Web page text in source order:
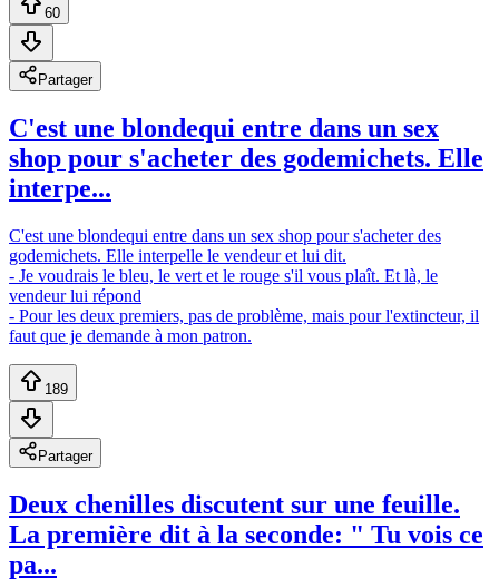
60
Partager
C'est une blondequi entre dans un sex
shop pour s'acheter des godemichets. Elle
interpe...
C'est une blondequi entre dans un sex shop pour s'acheter des
godemichets. Elle interpelle le vendeur et lui dit.
- Je voudrais le bleu, le vert et le rouge s'il vous plaît. Et là, le
vendeur lui répond
- Pour les deux premiers, pas de problème, mais pour l'extincteur, il
faut que je demande à mon patron.
189
Partager
Deux chenilles discutent sur une feuille.
La première dit à la seconde: " Tu vois ce
pa...